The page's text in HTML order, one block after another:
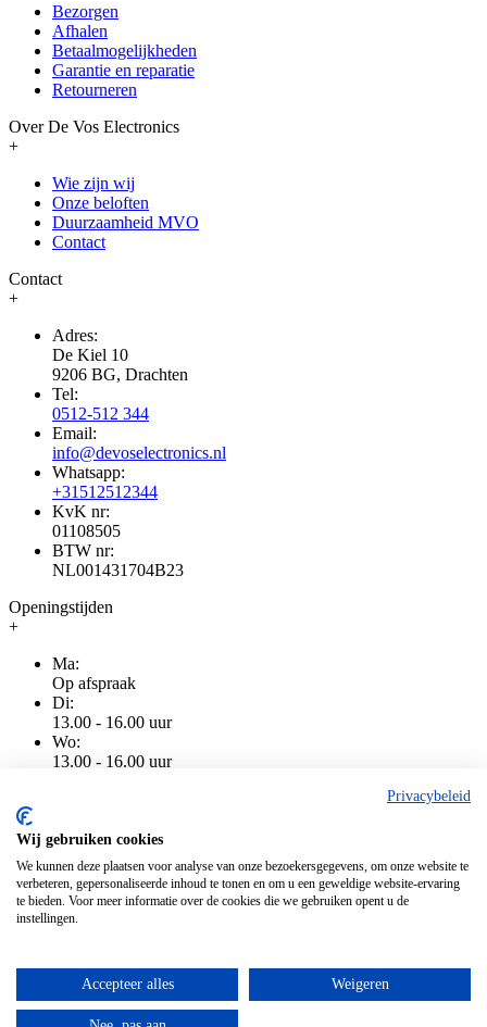
Bezorgen
Afhalen
Betaalmogelijkheden
Garantie en reparatie
Retourneren
Over De Vos Electronics
+
Wie zijn wij
Onze beloften
Duurzaamheid MVO
Contact
Contact
+
Adres:
De Kiel 10
9206 BG, Drachten
Tel:
0512-512 344
Email:
info@devoselectronics.nl
Whatsapp:
+31512512344
KvK nr:
01108505
BTW nr:
NL001431704B23
Openingstijden
+
Ma:
Op afspraak
Di:
13.00 - 16.00 uur
Wo:
13.00 - 16.00 uur
13.00 - 16.00 uur
Gesloten
Zo:
Gesloten
Algemene voorwaarden Cookiebeleid|Disclaimer
Alle genoemde prijzen zijn inclusief BTW
Privacybeleid
Wij gebruiken cookies
We kunnen deze plaatsen voor analyse van onze bezoekersgegevens, om onze website te
verbeteren, gepersonaliseerde inhoud te tonen en om u een geweldige website-ervaring
te bieden. Voor meer informatie over de cookies die we gebruiken opent u de
instellingen.
Accepteer alles Weigeren